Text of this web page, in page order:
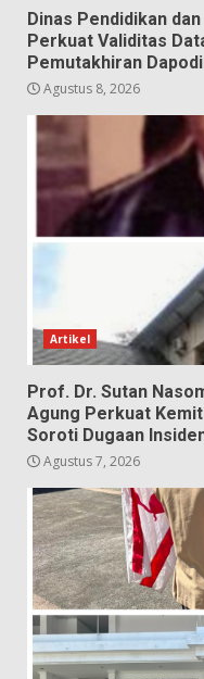
Dinas Pendidikan
Perkuat Validitas
Pemutakhiran
Agustus 8, 2026
Artikel
Prof. Dr. Sutan
Agung Perkuat
Soroti Dugaan
Agustus 7, 2026